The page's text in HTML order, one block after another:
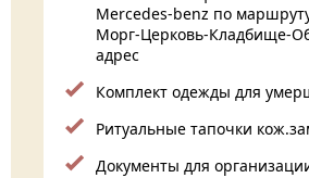
Mercedes-benz по
Морг-Церковь-Кладбище-
адрес
Комплект одежды для
Ритуальные тапочки
Документы для